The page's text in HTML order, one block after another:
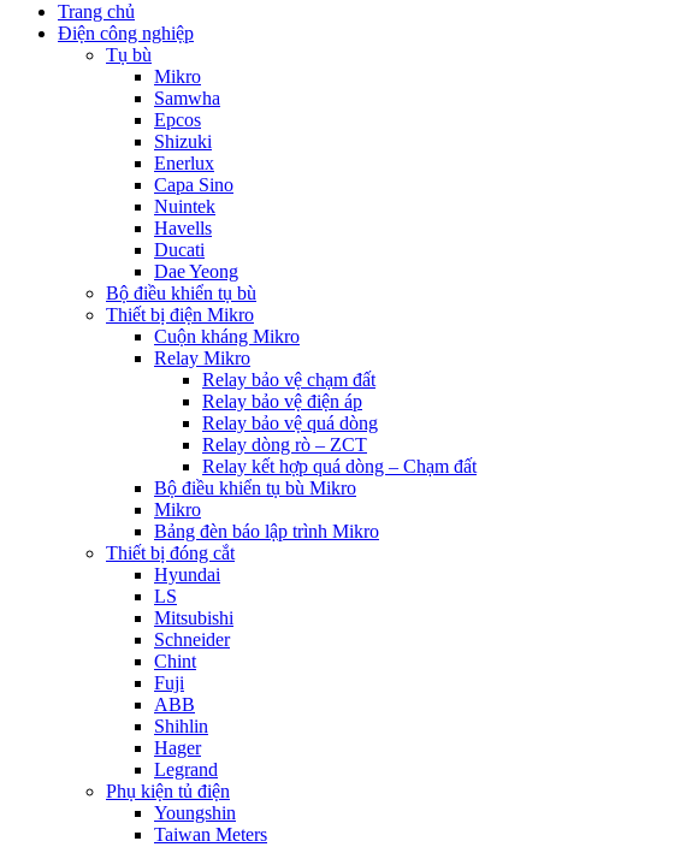
Trang chủ
Điện công nghiệp
Tụ bù
Mikro
Samwha
Epcos
Shizuki
Enerlux
Capa Sino
Nuintek
Havells
Ducati
Dae Yeong
Bộ điều khiển tụ bù
Thiết bị điện Mikro
Cuộn kháng Mikro
Relay Mikro
Relay bảo vệ chạm đất
Relay bảo vệ điện áp
Relay bảo vệ quá dòng
Relay dòng rò – ZCT
Relay kết hợp quá dòng – Chạm đất
Bộ điều khiển tụ bù Mikro
Mikro
Bảng đèn báo lập trình Mikro
Thiết bị đóng cắt
Hyundai
LS
Mitsubishi
Schneider
Chint
Fuji
ABB
Shihlin
Hager
Legrand
Phụ kiện tủ điện
Youngshin
Taiwan Meters